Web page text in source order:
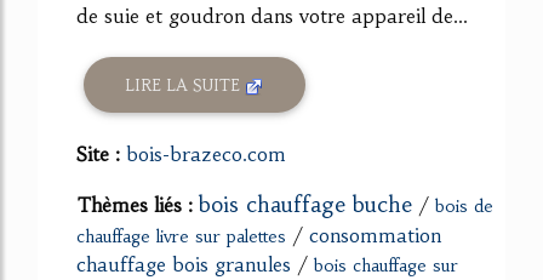
de suie et goudron dans votre appareil de...
LIRE LA SUITE
Site : bois-brazeco.com
Thèmes liés : bois chauffage buche / bois de
chauffage livre sur palettes / consommation
chauffage bois granules / bois chauffage sur